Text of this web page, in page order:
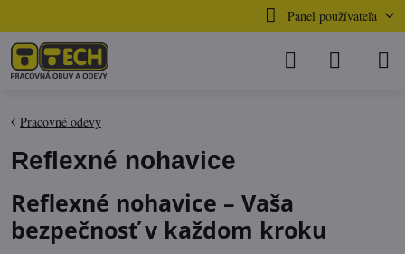
Panel používateľa
Pracovné odevy
Reflexné nohavice
Reflexné nohavice – Vaša
bezpečnosť v každom kroku